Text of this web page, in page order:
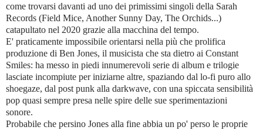
come trovarsi davanti ad uno dei primissimi singoli della Sarah
Records (Field Mice, Another Sunny Day, The Orchids...)
catapultato nel 2020 grazie alla macchina del tempo.
E' praticamente impossibile orientarsi nella più che prolifica
produzione di Ben Jones, il musicista che sta dietro ai Constant
Smiles: ha messo in piedi innumerevoli serie di album e trilogie
lasciate incompiute per iniziarne altre, spaziando dal lo-fi puro allo
shoegaze, dal post punk alla darkwave, con una spiccata sensibilità
pop quasi sempre presa nelle spire delle sue sperimentazioni
sonore.
Probabile che persino Jones alla fine abbia un po' perso le proprie